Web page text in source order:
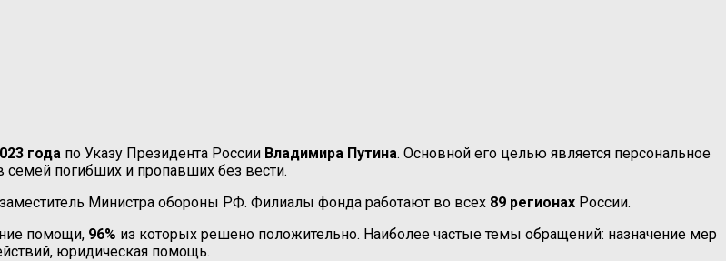
года по Указу Президента России Владимира Путина. Основной его целью является персональное
погибших и пропавших без вести.
Министра обороны РФ. Филиалы фонда работают во всех 89 регионах России.
помощи, 96% из которых решено положительно. Наиболее частые темы обращений: назначение мер
юридическая помощь.